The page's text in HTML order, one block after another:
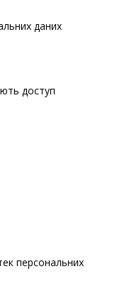
даних
доступ
персональних